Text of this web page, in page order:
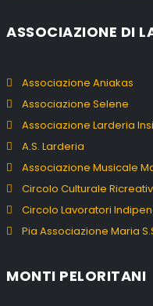
ASSOCIAZIONE DI
Associazione Aniakas
Associazione Selene
Associazione Larderia
A.S. Larderia
Associazione Musicale
Circolo Culturale
Circolo Lavoratori
Pia Associazione Maria
MONTI PELORITANI